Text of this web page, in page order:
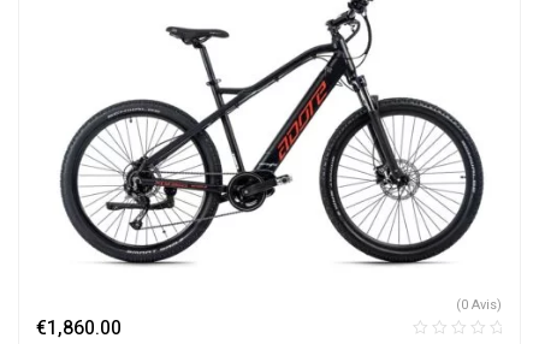
€1,860.00
(0 Avis)